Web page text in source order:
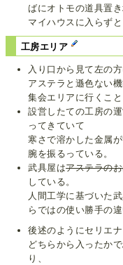
ばにオトモの道具置
マイハウスに入らず
工房エリア
入り口から見て左の
アステラと遜色ない
集会エリアに行くこと
設営したての工房の
ってきていて
寒さで溶かした金属
腕を振るっている。
武具屋はアステラの
している。
人間工学に基づいた
らではの使い勝手の
後述のようにセリエ
どちらから入ったか
り、